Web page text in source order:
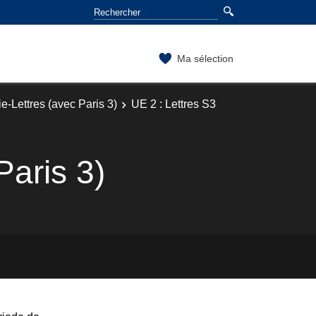
Ma sélection
Lettres (avec Paris 3)
UE 2 : Lettres S3
3)